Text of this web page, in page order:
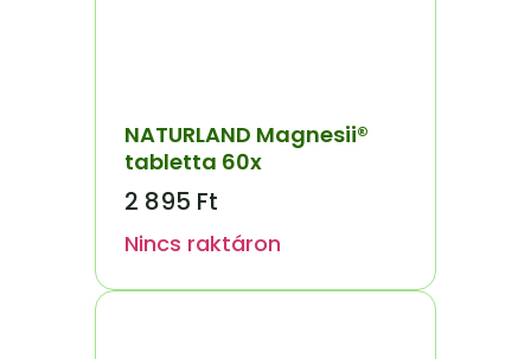
NATURLAND Magnesii®
tabletta 60x
2 895 Ft
Nincs raktáron